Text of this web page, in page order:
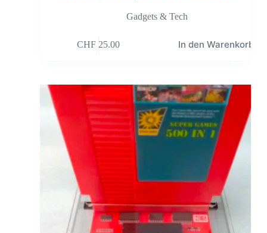
Gadgets & Tech
CHF 25.00 In den Warenkorb